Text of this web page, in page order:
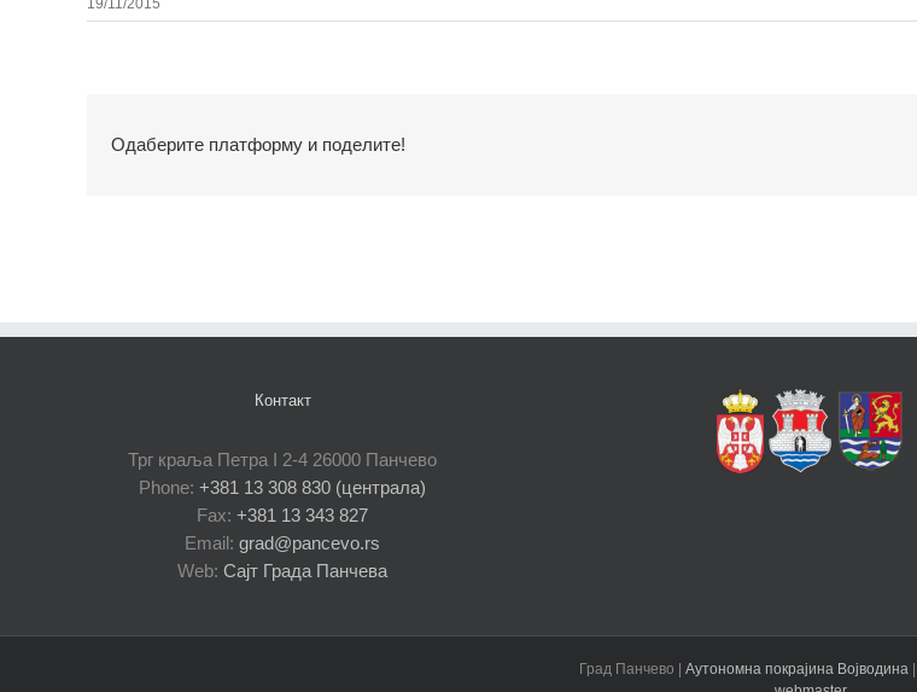
19/11/2015
Одаберите платформу и поделите!
Контакт
Трг краља Петра I 2-4 26000 Панчево
Phone: +381 13 308 830 (централа)
Fax: +381 13 343 827
Email: grad@pancevo.rs
Web: Сајт Града Панчева
Град Панчево | Аутономна покрајина Војводина |